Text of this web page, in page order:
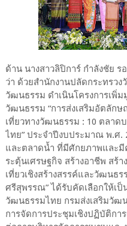
ด้าน นางสาวลิปิการ์ กำลังชัย
ว่า ด้วยสำนักงานปลัดกระทรว
วัฒนธรรม ดำเนินโครงการเพิ่
วัฒนธรรม “การส่งเสริมอัตลัก
เที่ยวทางวัฒนธรรม : 10 ตลา
ไทย” ประจำปีงบประมาณ พ.ศ.
และตลาดน้ำ ที่มีศักยภาพและมี
ระตุ้นเศรษฐกิจ สร้างอาชีพ สร้
เที่ยวเชิงสร้างสรรค์และวัฒนธ
ศรีสุพรรณ” ได้รับคัดเลือกให้เ
วัฒนธรรมไทย กรมส่งเสริมวัฒ
การจัดการประชุมเชิงปฏิบัติก